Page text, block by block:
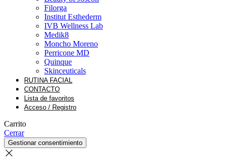
Filorga
Institut Esthederm
IVB Wellness Lab
Medik8
Moncho Moreno
Perricone MD
Quinque
Skinceuticals
RUTINA FACIAL
CONTACTO
Lista de favoritos
Acceso / Registro
Carrito
Cerrar
Gestionar consentimiento